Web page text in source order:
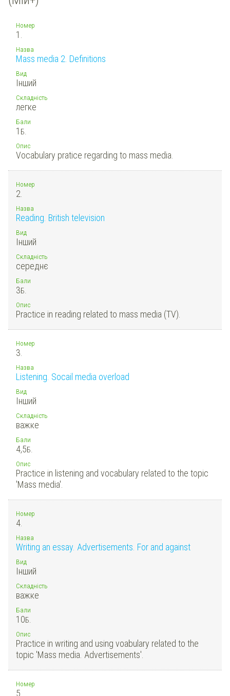
Номер
1.
Назва
Mass media 2. Definitions
Вид
Інший
Складність
легке
Бали
1 Б.
Опис
Vocabulary pratice regarding to mass media.
Номер
2.
Назва
Reading. British television
Вид
Інший
Складність
середнє
Бали
3Б.
Опис
Practice in reading related to mass media (TV).
Номер
3.
Назва
Listening. Socail media overload
Вид
Інший
Складність
важке
Бали
4,5Б.
Опис
Practice in listening and vocabulary related to the topic
'Mass media'.
Номер
4.
Назва
Writing an essay. Advertisements. For and against
Вид
Інший
Складність
важке
Бали
10Б.
Опис
Practice in writing and using voabulary related to the
topic 'Mass media. Advertisements'.
Номер
5.